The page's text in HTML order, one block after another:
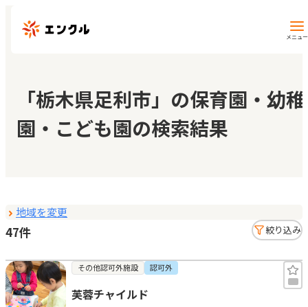
メニュー
保育園・幼稚園を探す
地図から探す
マイページ
お気に入り
「栃木県足利市」の保育園・幼稚
園・こども園の検索結果
地域を変更
47件 絞り込み
その他認可外施設 認可外
芙蓉チャイルド